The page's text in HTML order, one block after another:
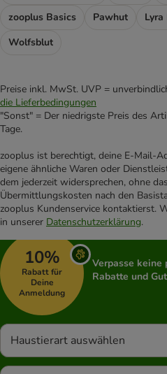
zooplus Basics
Pawhut Lyra
Wolfsblut
Preise inkl. MwSt. UVP =
die Lieferbedingungen
"Sonst" = Der niedrigste Preis des
Tage.
zooplus ist berechtigt, deine E-Mail-
eigene ähnliche Waren oder
dem jederzeit widersprechen, ohne
Übermittlungskosten nach den
zooplus Kundenservice kontaktierst.
in unserer Datenschutzerklärung.
10%
Rabatt für
Deine
Anmeldung
Verpasse keine
Rabatte und
Haustierart auswählen